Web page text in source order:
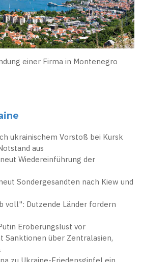
einer Firma in Montenegro
ukrainischem Vorstoß bei Kursk
aus
Wiedereinführung der
Sondergesandten nach Kiew und
voll": Dutzende Länder fordern
Eroberungslust vor
Sanktionen über Zentralasien,